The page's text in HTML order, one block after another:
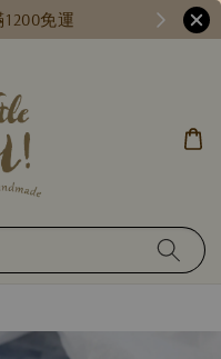
免運